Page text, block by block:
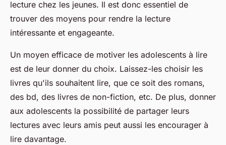
lecture chez les jeunes. Il est donc essentiel de
trouver des moyens pour rendre la lecture
intéressante et engageante.
Un moyen efficace de motiver les adolescents à lire
est de leur donner du choix. Laissez-les choisir les
livres qu'ils souhaitent lire, que ce soit des romans,
des bd, des livres de non-fiction, etc. De plus, donner
aux adolescents la possibilité de partager leurs
lectures avec leurs amis peut aussi les encourager à
lire davantage.